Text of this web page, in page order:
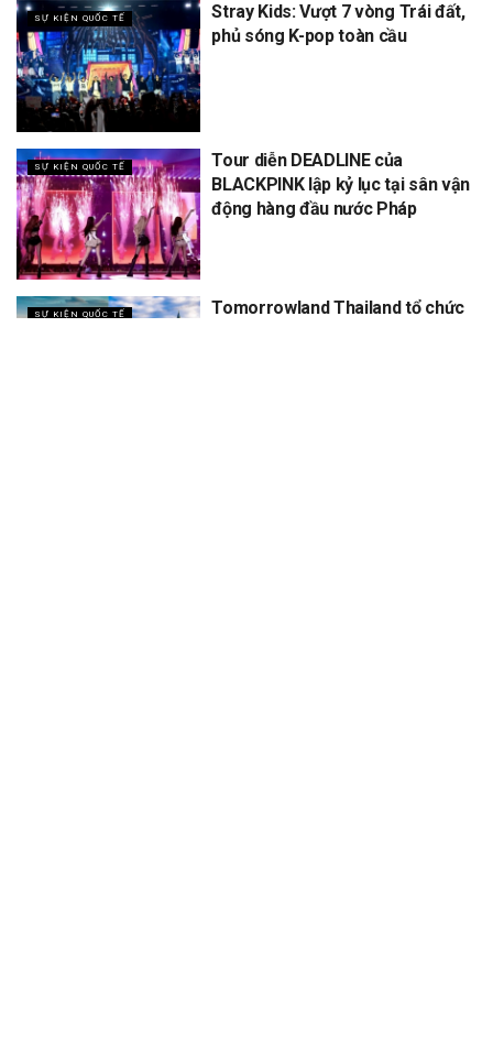
SỰ KIỆN QUỐC TẾ
Stray Kids: Vượt 7 vòng Trái đất,
phủ sóng K-pop toàn cầu
SỰ KIỆN QUỐC TẾ
Tour diễn DEADLINE của
BLACKPINK lập kỷ lục tại sân vận
động hàng đầu nước Pháp
SỰ KIỆN QUỐC TẾ
Tomorrowland Thailand tổ chức